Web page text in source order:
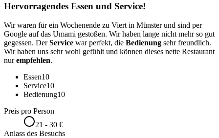
Hervorragendes Essen und Service!
Wir waren für ein Wochenende zu Viert in Münster und sind per
Google auf das Umami gestoßen. Wir haben lange nicht mehr so gut
gegessen. DerService war perfekt, die Bedienung sehr freundlich.
Wir haben uns sehr wohl gefühlt und können dieses nette Restaurant
nurempfehlen.
Essen10
Service10
Bedienung10
Preis pro Person
21 - 30 €
Anlass des Besuchs